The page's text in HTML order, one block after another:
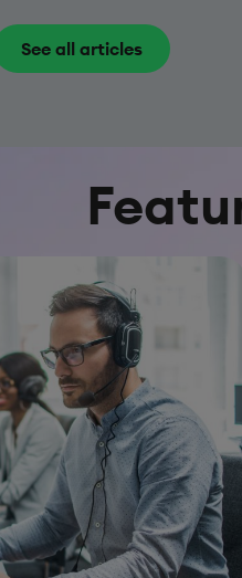
See all articles